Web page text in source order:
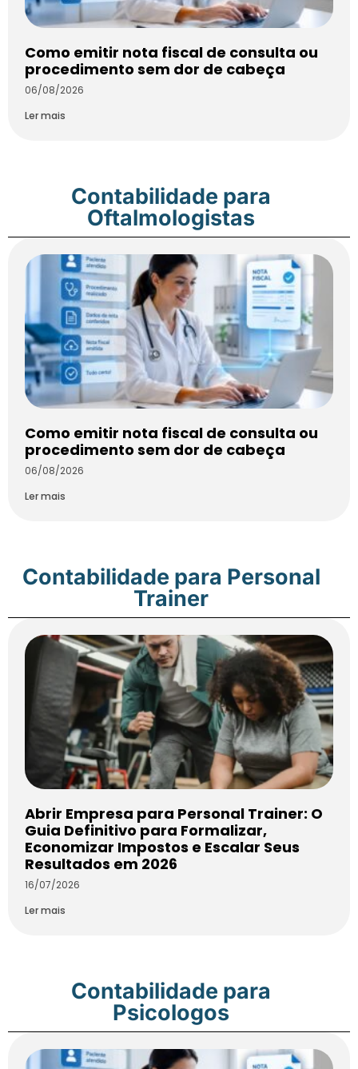
Como emitir nota fiscal de consulta ou
procedimento sem dor de cabeça
06/08/2026
Ler mais
Contabilidade para
Oftalmologistas
Como emitir nota fiscal de consulta ou
procedimento sem dor de cabeça
06/08/2026
Ler mais
Contabilidade para Personal
Trainer
Abrir Empresa para Personal Trainer: O
Guia Definitivo para Formalizar,
Economizar Impostos e Escalar Seus
Resultados em 2026
16/07/2026
Ler mais
Contabilidade para
Psicologos